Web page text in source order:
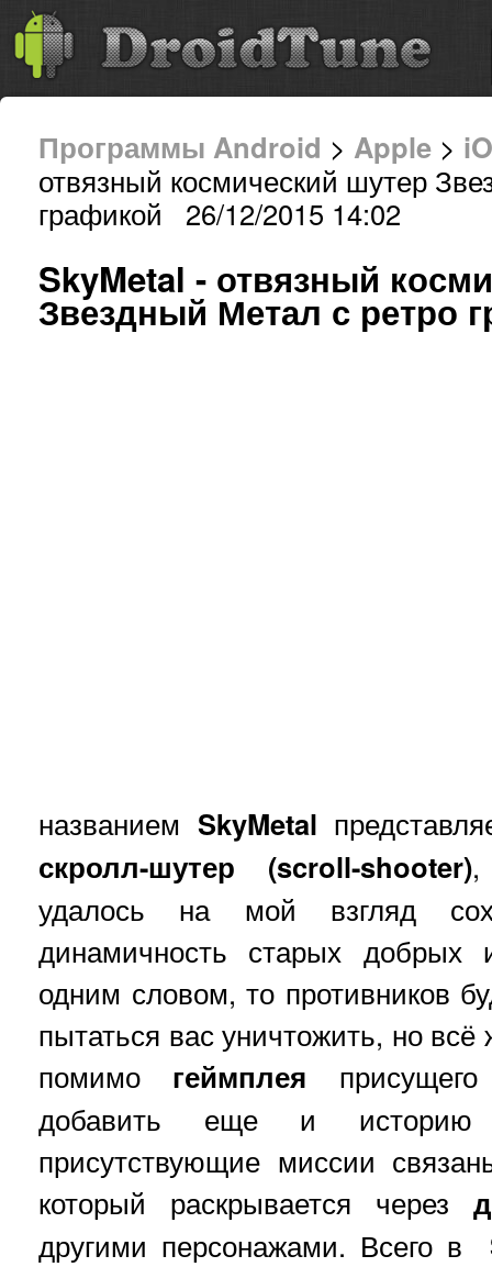
Программы Android > Apple >
отвязный космический шутер
графикой 26/12/2015 14:02
SkyMetal - отвязный
Звездный Метал с ретро
названием SkyMetal
скролл-шутер (scroll-shooter),
удалось на мой взгляд
динамичность старых добрых
одним словом, то противников
пытаться вас уничтожить, но
помимо геймплея
добавить еще и историю
присутствующие миссии
который раскрывается через
другими персонажами. Всего в